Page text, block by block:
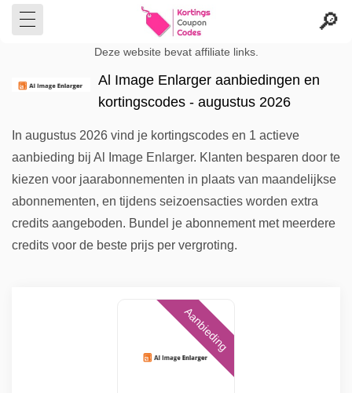
Deze website bevat affiliate links.
Al Image Enlarger aanbiedingen en
kortingscodes - augustus 2026
In augustus 2026 vind je kortingscodes en 1 actieve
aanbieding bij Al Image Enlarger. Klanten besparen door te
kiezen voor jaarabonnementen in plaats van maandelijkse
abonnementen, en tijdens seizoensacties worden extra
credits aangeboden. Bundel je abonnement met meerdere
credits voor de beste prijs per vergroting.
Aanbieding